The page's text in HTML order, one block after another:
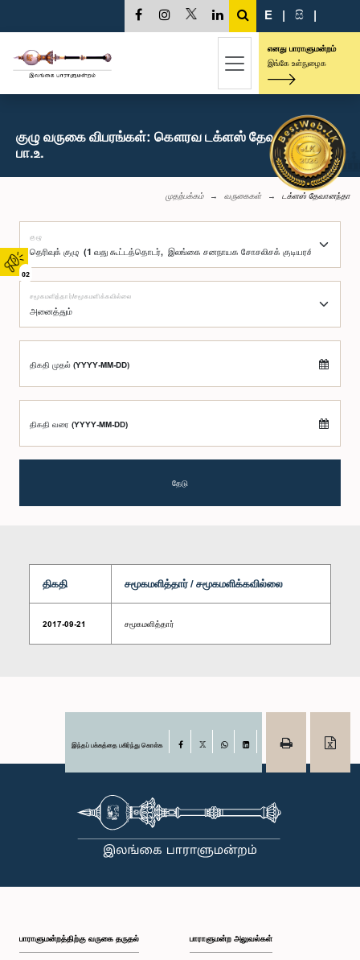
02
E | සි |
எனது பாராளுமன்றம்
இங்கே உள்நுழைக
குழு வருகை விபரங்கள்: கௌரவ டக்ளஸ் தேவானந்தா,
பா.உ.
முதற்பக்கம் வருகைகள் டக்ளஸ் தேவானந்தா
குழு
சமூகமளித்தார்/சமூகமளிக்கவில்லை
திகதி முதல் (YYYY-MM-DD)
திகதி வரை (YYYY-MM-DD)
தேடு
திகதி சமூகமளித்தார் / சமூகமளிக்கவில்லை
2017-09-21 சமூகமளித்தார்
இந்தப் பக்கத்தை பகிர்ந்து கொள்க Facebook
பாராளுமன்றத்திற்கு வருகை தருதல் பாராளுமன்ற அலுவல்கள்